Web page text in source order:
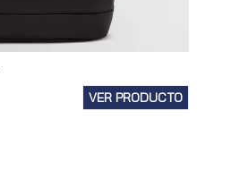
VER PRODUCTO